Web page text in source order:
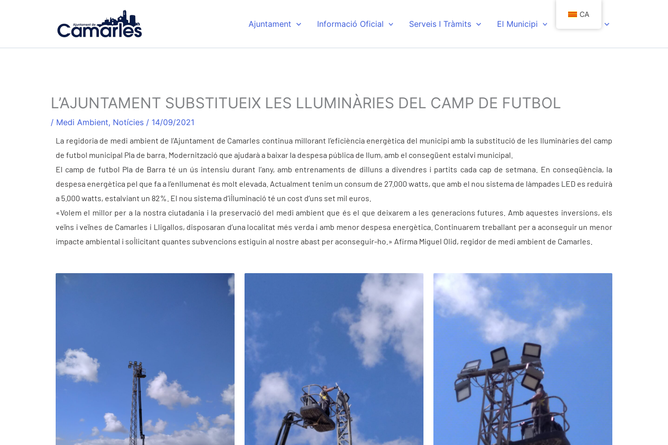
Ajuntament Informació Oficial Serveis I Tràmits El Municipi
L’AJUNTAMENT SUBSTITUEIX LES LLUMINÀRIES DEL CAMP DE FUTBOL
/ Medi Ambient, Notícies / 14/09/2021
La regidoria de medi ambient de l’Ajuntament de Camarles continua millorant l’eficiència energètica del municipi amb la substitució de les lluminàries del camp
de futbol municipal Pla de barra. Modernització que ajudarà a baixar la despesa pública de llum, amb el consegüent estalvi municipal.
El camp de futbol Pla de Barra té un ús intensiu durant l’any, amb entrenaments de dilluns a divendres i partits cada cap de setmana. En conseqüència, la
despesa energètica pel que fa a l’enllumenat és molt elevada. Actualment tenim un consum de 27.000 watts, que amb el nou sistema de làmpades LED es reduirà
a 5.000 watts, estalviant un 82%. El nou sistema d’il·luminació té un cost d’uns set mil euros.
«Volem el millor per a la nostra ciutadania i la preservació del medi ambient que és el que deixarem a les generacions futures. Amb aquestes inversions, els
veïns i veïnes de Camarles i Lligallos, disposaran d’una localitat més verda i amb menor despesa energètica. Continuarem treballant per a aconseguir un menor
impacte ambiental i sol·licitant quantes subvencions estiguin al nostre abast per aconseguir-ho.» Afirma Miguel Olid, regidor de medi ambient de Camarles.
CA